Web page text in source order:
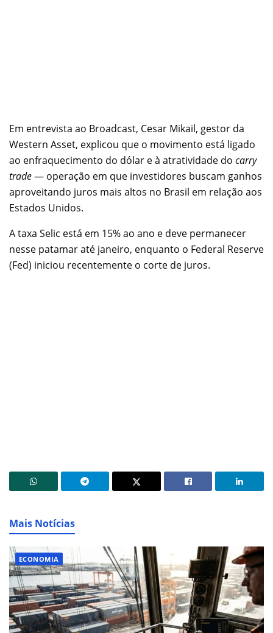
Em entrevista ao Broadcast, Cesar Mikail, gestor da
Western Asset, explicou que o movimento está ligado
ao enfraquecimento do dólar e à atratividade do carry
trade— operação em que investidores buscam ganhos
aproveitando juros mais altos no Brasil em relação aos
Estados Unidos.
A taxa Selic está em 15% ao ano e deve permanecer
nesse patamar até janeiro, enquanto o Federal Reserve
(Fed) iniciou recentemente o corte de juros.
Mais Notícias
ECONOMIA